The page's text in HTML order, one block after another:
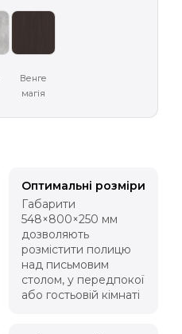
Венге
магія
Оптимальні розміри
Габарити
548×800×250 мм
дозволяють
розмістити полицю
над письмовим
столом, у передпокої
або гостьовій кімнаті